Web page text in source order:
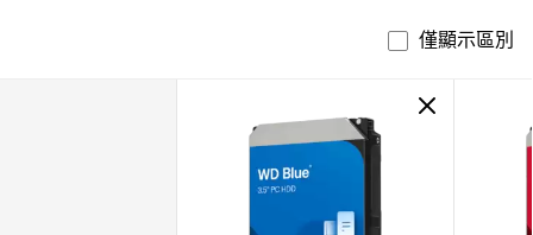
僅顯示區別